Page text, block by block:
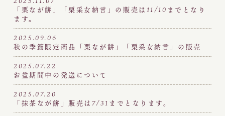
「栗なが餅」「栗采女納言」の販売は11/10までとなり
ます。
2025.09.06
秋の季節限定商品「栗なが餅」「栗采女納言」の販売
2025.07.22
お盆期間中の発送について
2025.07.20
「抹茶なが餅」販売は7/31までとなります。